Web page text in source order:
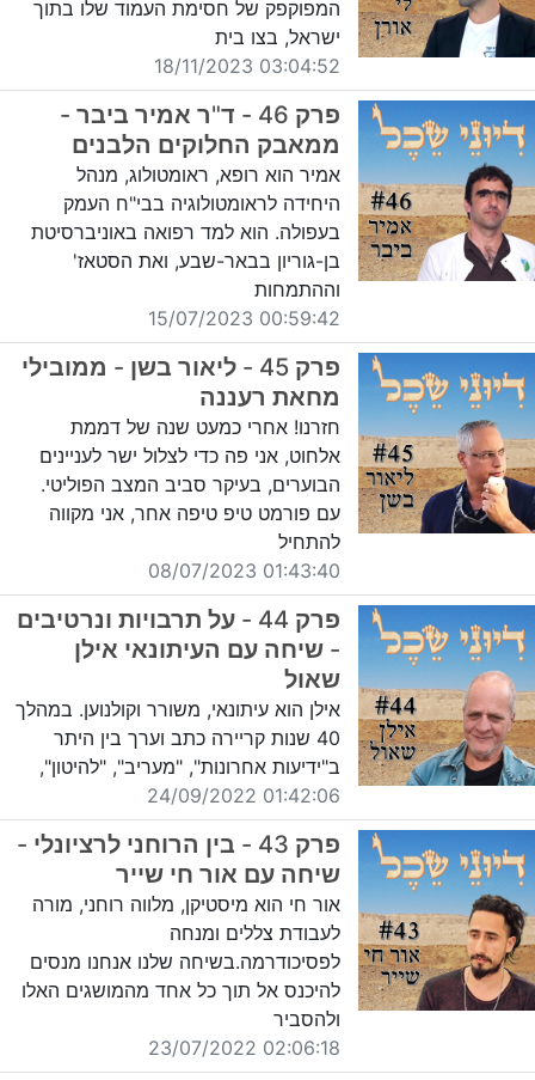
המפוקפק של חסימת העמוד שלו בתוך
ישראל, בצו בית
03:04:52 18/11/2023
פרק 46 - ד"ר אמיר ביבר -
ממאבק החלוקים הלבנים
אמיר הוא רופא, ראומטולוג, מנהל
היחידה לראומטולוגיה בבי"ח העמק
בעפולה. הוא למד רפואה באוניברסיטת
בן-גוריון בבאר-שבע, ואת הסטאז'
וההתמחות
00:59:42 15/07/2023
פרק 45 - ליאור בשן - ממובילי
מחאת רעננה
חזרנו! אחרי כמעט שנה של דממת
אלחוט, אני פה כדי לצלול ישר לעניינים
הבוערים, בעיקר סביב המצב הפוליטי.
עם פורמט טיפ טיפה אחר, אני מקווה
להתחיל
01:43:40 08/07/2023
פרק 44 - על תרבויות ונרטיבים
- שיחה עם העיתונאי אילן
שאול
אילן הוא עיתונאי, משורר וקולנוען. במהלך
40 שנות קריירה כתב וערך בין היתר
ב"ידיעות אחרונות", "מעריב", "להיטון",
01:42:06 24/09/2022
פרק 43 - בין הרוחני לרציונלי -
שיחה עם אור חי שייר
אור חי הוא מיסטיקן, מלווה רוחני, מורה
לעבודת צללים ומנחה
לפסיכודרמה.בשיחה שלנו אנחנו מנסים
להיכנס אל תוך כל אחד מהמושגים האלו
ולהסביר
02:06:18 23/07/2022